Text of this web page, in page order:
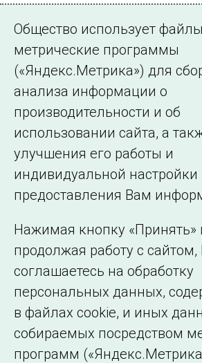
энергосистемы из Винницы.
← Все публикации
Подписаться на новости
©2005–2026 АО «СО ЕЭС»
Филиалы и
Общество использует
метрические программы
(«Яндекс.Метрика») для
анализа информации о
производительности и об
использовании сайта, а
улучшения его работы и
индивидуальной настройки
предоставления Вам
Нажимая кнопку «Принять»
продолжая работу с сайтом,
соглашаетесь на обработку
персональных данных,
в файлах cookie, и иных
собираемых посредством
программ